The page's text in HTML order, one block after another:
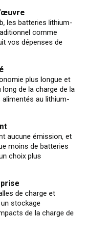
les batteries lithium-
comme
vos dépenses de
plus longue et
de la charge de la
au lithium-
aucune émission, et
moins de batteries
choix plus
de charge et
stockage
de la charge de